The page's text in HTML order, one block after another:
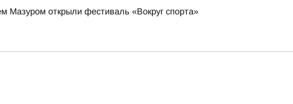
Мазуром открыли фестиваль «Вокруг спорта»